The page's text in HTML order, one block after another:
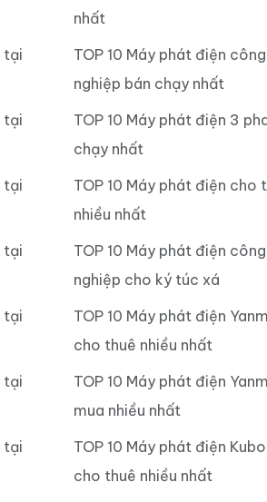
tại
tại
tại
tại
tại
tại
tại
nhất
TOP 10 Máy phát điện công
nghiệp bán chạy nhất
TOP 10 Máy phát điện 3
chạy nhất
TOP 10 Máy phát điện cho
nhiều nhất
TOP 10 Máy phát điện công
nghiệp cho ký túc xá
TOP 10 Máy phát điện
cho thuê nhiều nhất
TOP 10 Máy phát điện
mua nhiều nhất
TOP 10 Máy phát điện
cho thuê nhiều nhất